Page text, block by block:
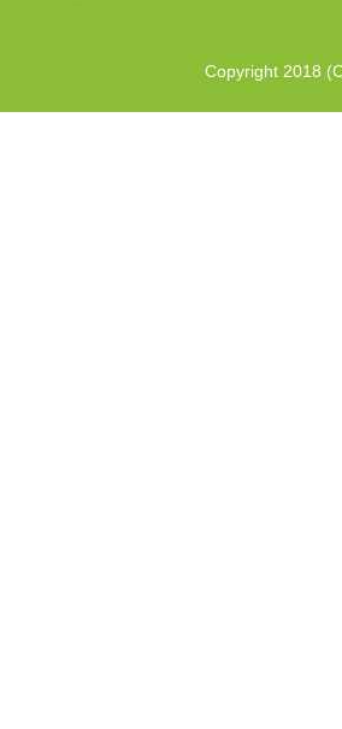
Copyright 2018